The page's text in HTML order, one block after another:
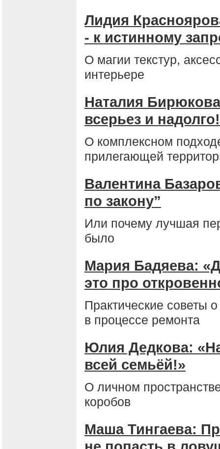
Лидия
- к истинному
О магии текстур,
интерьере
Наталия
всерьез и
О комплексном
прилегающей
Валентина
по закону”
Или почему лучшая
было
Мария Бадяева:
это про
Практические советы
в процессе ремонта
Юлия Дедкова:
всей семьёй!»
О личном
коробов
Маша Тингаева: